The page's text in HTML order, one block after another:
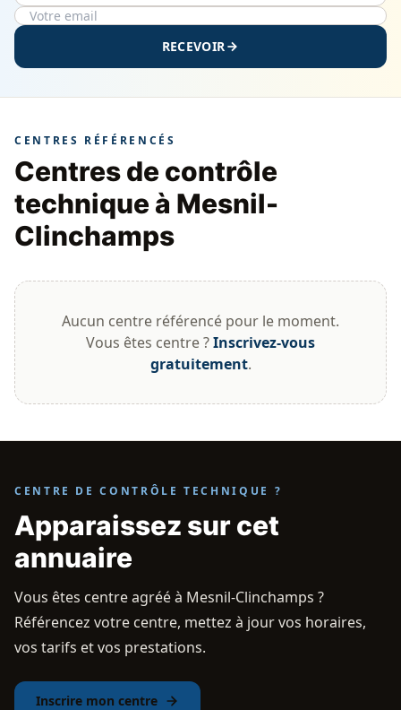
RECEVOIR
CENTRES RÉFÉRENCÉS
Centres de contrôle
technique à Mesnil-
Clinchamps
Aucun centre référencé pour le moment.
Vous êtes centre ?Inscrivez-vous
gratuitement.
CENTRE DE CONTRÔLE TECHNIQUE ?
Apparaissez sur cet
annuaire
Vous êtes centre agréé à Mesnil-Clinchamps ?
Référencez votre centre, mettez à jour vos horaires,
vos tarifs et vos prestations.
Inscrire mon centre